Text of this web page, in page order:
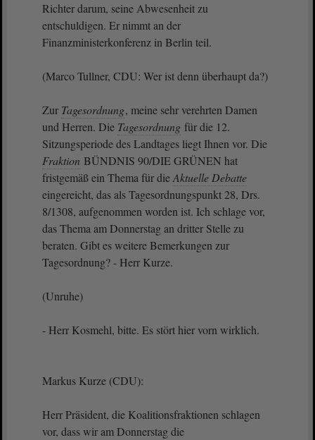
Richter darum, seine Abwesenheit zu
entschuldigen. Er nimmt an der
Finanzministerkonferenz in Berlin teil.
(Marco Tullner, CDU: Wer ist denn überhaupt da?)
Zur Tagesordnung, meine sehr verehrten Damen
und Herren. Die Tagesordnung für die 12.
Sitzungsperiode des Landtages liegt Ihnen vor. Die
Fraktion BÜNDNIS 90/DIE GRÜNEN hat
fristgemäß ein Thema für dieAktuelle Debatte
eingereicht, das als Tagesordnungspunkt 28, Drs.
8/1308, aufgenommen worden ist. Ich schlage vor,
das Thema am Donnerstag an dritter Stelle zu
beraten. Gibt es weitere Bemerkungen zur
Tagesordnung? - Herr Kurze.
(Unruhe)
- Herr Kosmehl, bitte. Es stört hier vorn wirklich.
Markus Kurze (CDU):
Herr Präsident, die Koalitionsfraktionen schlagen
vor, dass wir am Donnerstag die